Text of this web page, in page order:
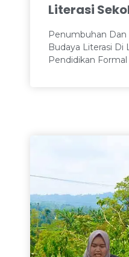
Literasi
Penumbuhan
Budaya Literasi Di
Pendidikan Formal